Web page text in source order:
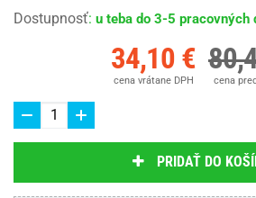
Dostupnosť: u teba do 3-5 pracovných
34,10 €
cena vrátane DPH cena
PRIDAŤ DO